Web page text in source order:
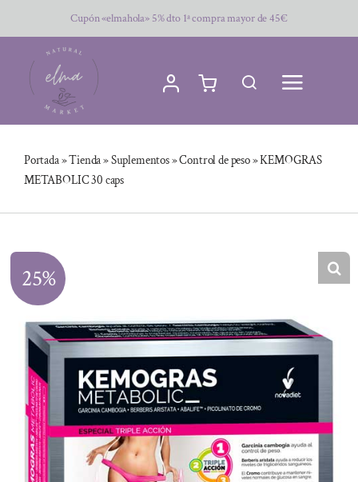
al
contenido
Cupón «elmahola» 5% dto 1ª compra mayor de 45€
Portada»Tienda»Suplementos»Control de peso»KEMOGRAS
METABOLIC 30 caps
25%